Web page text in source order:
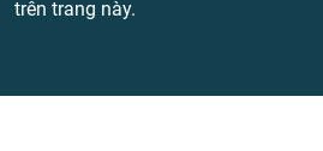
trên trang này.